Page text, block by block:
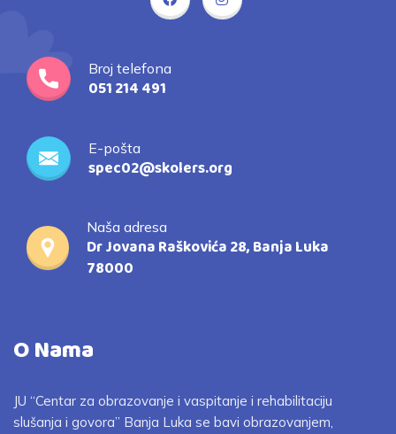
Broj telefona
051 214 491
E-pošta
spec02@skolers.org
Naša adresa
Dr Jovana Raškovića 28, Banja Luka
78000
O Nama
JU “Centar za obrazovanje i vaspitanje i rehabilitaciju
slušanja i govora” Banja Luka se bavi obrazovanjem,